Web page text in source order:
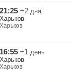
21:25 +2 дня
Харьков
Харьков
16:55 +1 день
Харьков
Харьков